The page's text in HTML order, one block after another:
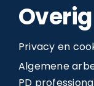
Overig
Privacy en
Algemene
PD